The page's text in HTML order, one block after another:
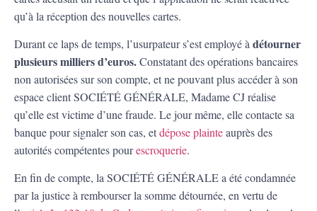
qu’à la réception des nouvelles cartes.
Durant ce laps de temps, l’usurpateur s’est employé à détourner
plusieurs milliers d’euros.Constatant des opérations bancaires
non autorisées sur son compte, et ne pouvant plus accéder à son
espace client SOCIÉTÉ GÉNÉRALE, Madame CJ réalise
qu’elle est victime d’une fraude. Le jour même, elle contacte sa
banque pour signaler son cas, etdépose plainteauprès des
autorités compétentes pourescroquerie.
En fin de compte, la SOCIÉTÉ GÉNÉRALE a été condamnée
par la justice à rembourser la somme détournée, en vertu de